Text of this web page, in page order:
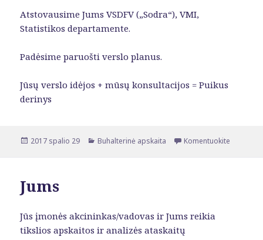
Atstovausime Jums VSDFV („Sodra“), VMI,
Statistikos departamente.
Padėsime paruošti verslo planus.
Jūsų verslo idėjos + mūsų konsultacijos = Puikus
derinys
Paskelbta
2017 spalio 29 Kategorijos
Buhalterinė apskaita Komentuokite
Jums
Jūs įmonės akcininkas/vadovas ir Jums reikia
tikslios apskaitos ir analizės ataskaitų